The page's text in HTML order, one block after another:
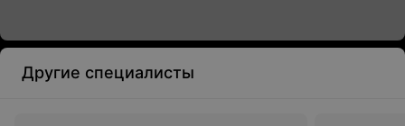
Другие специалисты